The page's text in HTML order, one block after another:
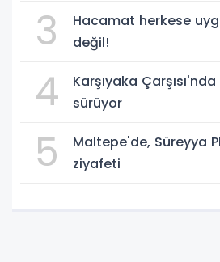
3
Hacamat herkese
değil!
4
Karşıyaka
sürüyor
5
Maltepe'de, Süreyya
ziyafeti